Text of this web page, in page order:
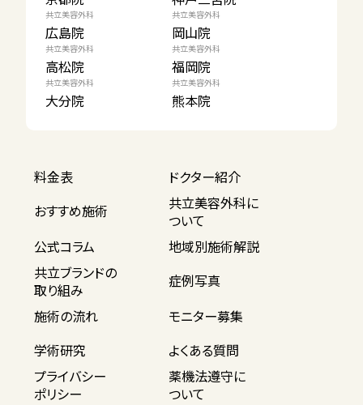
共立美容外科
広島院
共立美容外科
岡山院
共立美容外科
高松院
共立美容外科
福岡院
共立美容外科
大分院
共立美容外科
熊本院
料金表
ドクター紹介
おすすめ施術
共立美容外科に
ついて
公式コラム
地域別施術解説
共立ブランドの
取り組み
症例写真
施術の流れ
モニター募集
学術研究
よくある質問
プライバシー
ポリシー
薬機法遵守に
ついて